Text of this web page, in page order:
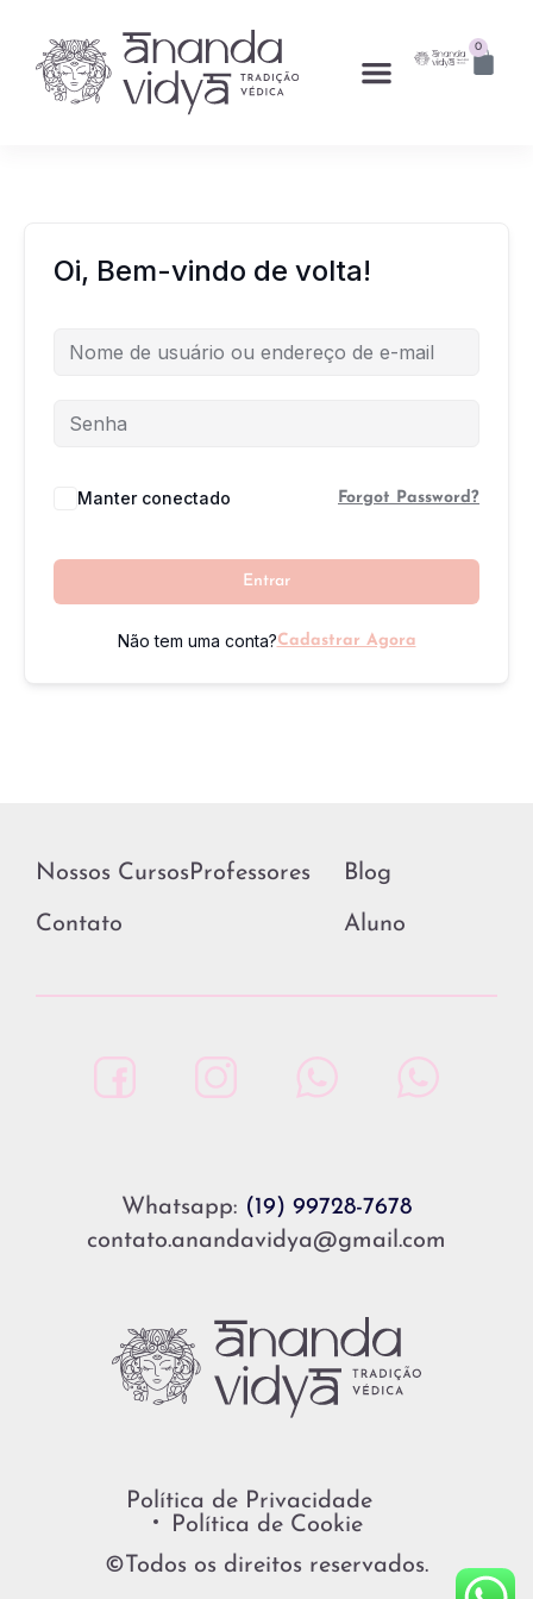
0
Oi, Bem-vindo de volta!
Manter conectado Forgot Password?
Entrar
Não tem uma conta?Cadastrar Agora
Whatsapp: (19) 99728-7678
contato.anandavidya@gmail.com
Política de Privacidade
Política de Cookie
©Todos os direitos reservados.
Nossos CursosProfessores Blog
Contato Aluno